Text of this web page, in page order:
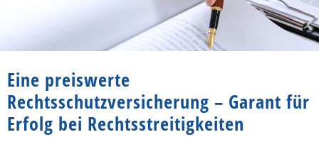
Eine preiswerte
Rechtsschutzversicherung – Garant für
Erfolg bei Rechtsstreitigkeiten